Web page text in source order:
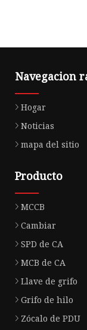
Navegacion
Hogar
Noticias
mapa del sitio
Producto
MCCB
Cambiar
SPD de CA
MCB de CA
Llave de grifo
Grifo de hilo
Zócalo de PDU